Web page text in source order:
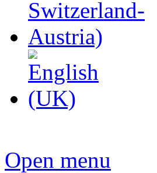
Open menu